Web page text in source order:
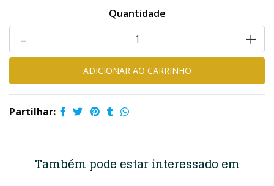
Quantidade
+
-
Partilhar:
Também pode estar interessado em